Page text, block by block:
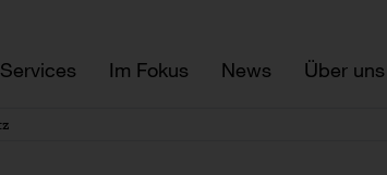
Services Im Fokus News Über uns